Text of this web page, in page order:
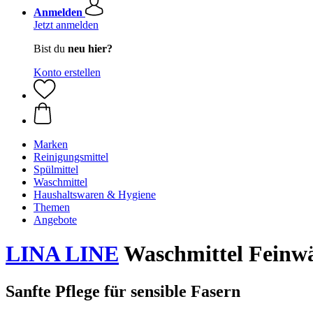
Anmelden
Jetzt anmelden
Bist du neu hier?
Konto erstellen
Marken
Reinigungsmittel
Spülmittel
Waschmittel
Haushaltswaren & Hygiene
Themen
Angebote
LINA LINE Waschmittel
Sanfte Pflege für sensible Fasern